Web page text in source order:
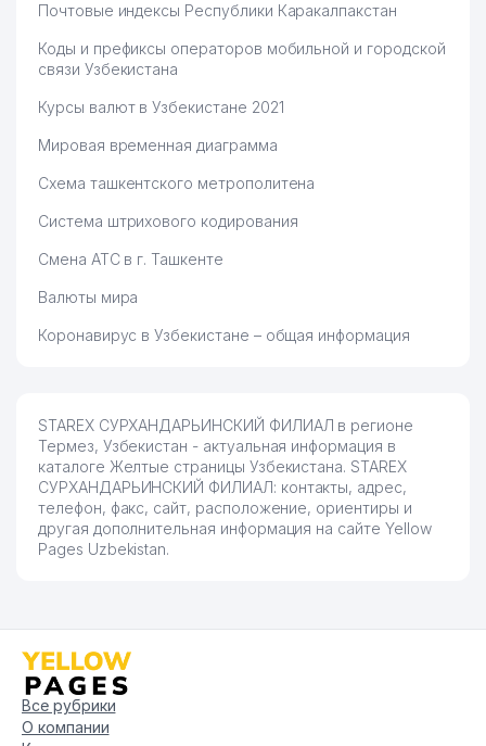
Почтовые индексы Республики Каракалпакстан
Коды и префиксы операторов мобильной и городской
связи Узбекистана
Курсы валют в Узбекистане 2021
Мировая временная диаграмма
Схема ташкентского метрополитена
Система штрихового кодирования
Смена АТС в г. Ташкенте
Валюты мира
Коронавирус в Узбекистане – общая информация
STAREX СУРХАНДАРЬИНСКИЙ ФИЛИАЛ в регионе
Термез, Узбекистан - актуальная информация в
каталоге Желтые страницы Узбекистана. STAREX
СУРХАНДАРЬИНСКИЙ ФИЛИАЛ: контакты, адрес,
телефон, факс, сайт, расположение, ориентиры и
другая дополнительная информация на сайте Yellow
Pages Uzbekistan.
Все рубрики
О компании